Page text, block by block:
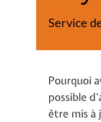
Service
Pourquoi
possible
être mis à